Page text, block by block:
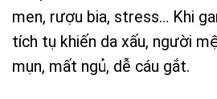
men, rượu bia, stress… Khi
tích tụ khiến da xấu, người
mụn, mất ngủ, dễ cáu gắt.